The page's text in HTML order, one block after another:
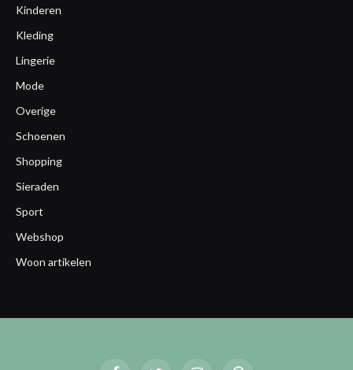
Kinderen
Kleding
Lingerie
Mode
Overige
Schoenen
Shopping
Sieraden
Sport
Webshop
Woon artikelen